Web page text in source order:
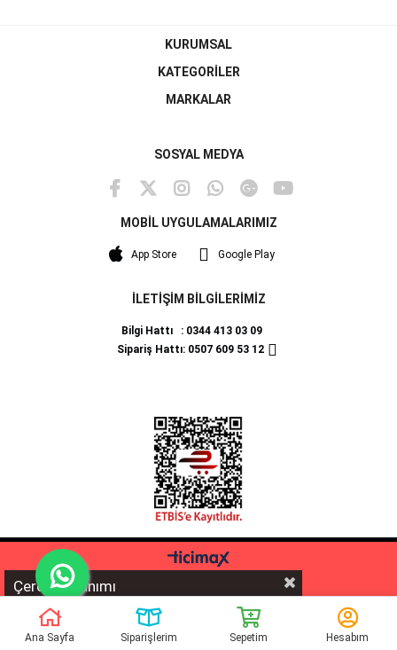
KURUMSAL
KATEGORİLER
MARKALAR
SOSYAL MEDYA
MOBİL UYGULAMALARIMIZ
App Store Google Play
İLETİŞİM BİLGİLERİMİZ
Bilgi Hattı : 0344 413 03 09
Sipariş Hattı: 0507 609 53 12
Ana Sayfa Siparişlerim Sepetim Hesabım
💰 **EFT/Havale** ödemelerinde sepette ekstra %5 İNDİRİM
fırsatını kaçırmayın!
Çerez Kullanımı